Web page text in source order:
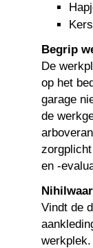
Begrip
De
op het
garage
de
en -
Vindt de